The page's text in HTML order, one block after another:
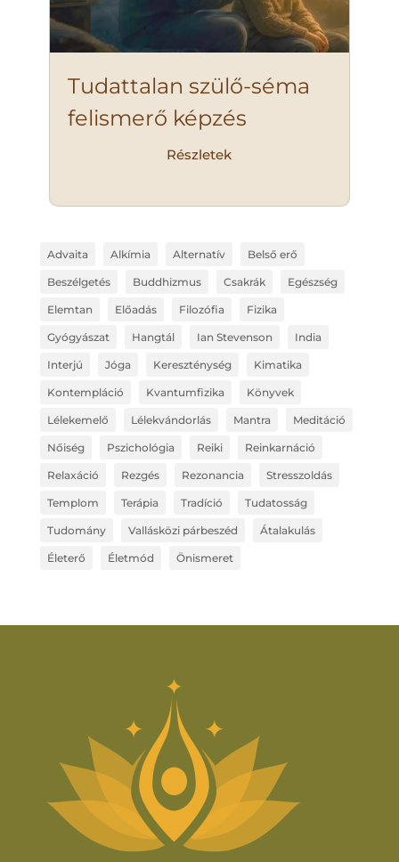
Tudattalan szülő-séma
felismerő képzés
Részletek
Advaita Alkímia Alternatív Belső erő
Beszélgetés Buddhizmus Csakrák Egészség
Elemtan Előadás Filozófia Fizika
Gyógyászat Hangtál Ian Stevenson India
Interjú Jóga Kereszténység Kimatika
Kontempláció Kvantumfizika Könyvek
Lélekemelő Lélekvándorlás Mantra Meditáció
Nőiség Pszichológia Reiki Reinkarnáció
Relaxáció Rezgés Rezonancia Stresszoldás
Templom Terápia Tradíció Tudatosság
Tudomány Vallásközi párbeszéd Átalakulás
Életerő Életmód Önismeret